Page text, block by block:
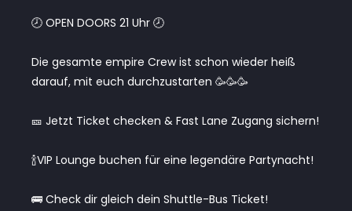
🕗 OPEN DOORS 21 Uhr 🕗
Die gesamte empire Crew ist schon wieder heiß
darauf, mit euch durchzustarten 🥳🥳🥳
🎫 Jetzt Ticket checken & Fast Lane Zugang sichern!
🍾VIP Lounge buchen für eine legendäre Partynacht!
🚌 Check dir gleich dein Shuttle-Bus Ticket!